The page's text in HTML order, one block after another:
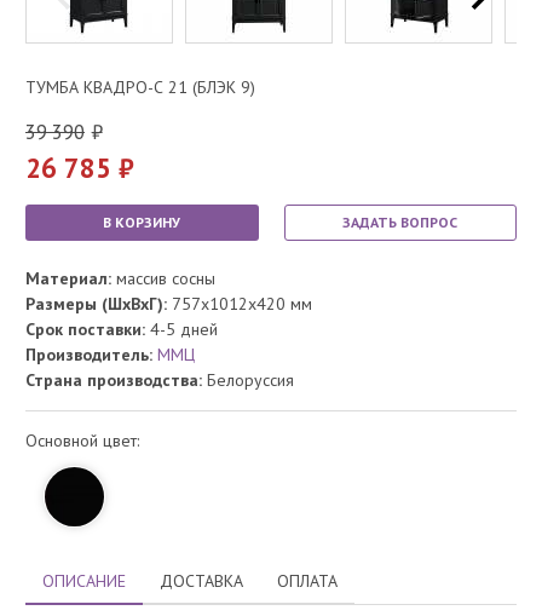
ТУМБА КВАДРО-С 21 (БЛЭК 9)
39 390
26 785
В КОРЗИНУ ЗАДАТЬ ВОПРОС
Материал: массив сосны
Размеры (ШхВхГ): 757x1012x420 мм
Срок поставки: 4-5 дней
Производитель: ММЦ
Страна производства: Белоруссия
Основной цвет:
ОПИСАНИЕ ДОСТАВКА ОПЛАТА